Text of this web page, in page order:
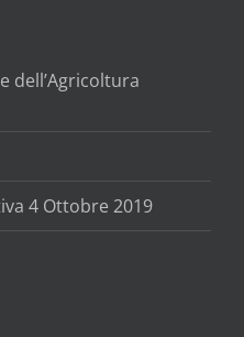
dell’Agricoltura
4 Ottobre 2019